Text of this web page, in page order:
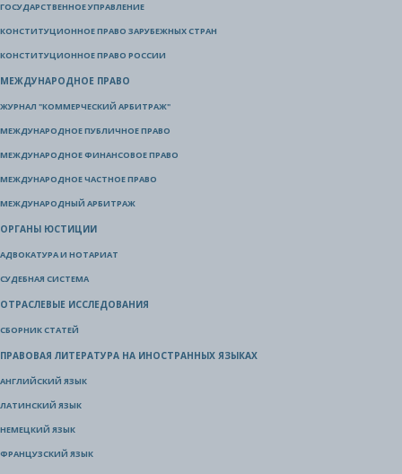
ГОСУДАРСТВЕННОЕ УПРАВЛЕНИЕ
КОНСТИТУЦИОННОЕ ПРАВО ЗАРУБЕЖНЫХ СТРАН
КОНСТИТУЦИОННОЕ ПРАВО РОССИИ
МЕЖДУНАРОДНОЕ ПРАВО
ЖУРНАЛ "КОММЕРЧЕСКИЙ АРБИТРАЖ"
МЕЖДУНАРОДНОЕ ПУБЛИЧНОЕ ПРАВО
МЕЖДУНАРОДНОЕ ФИНАНСОВОЕ ПРАВО
МЕЖДУНАРОДНОЕ ЧАСТНОЕ ПРАВО
МЕЖДУНАРОДНЫЙ АРБИТРАЖ
ОРГАНЫ ЮСТИЦИИ
АДВОКАТУРА И НОТАРИАТ
СУДЕБНАЯ СИСТЕМА
ОТРАСЛЕВЫЕ ИССЛЕДОВАНИЯ
СБОРНИК СТАТЕЙ
ПРАВОВАЯ ЛИТЕРАТУРА НА ИНОСТРАННЫХ ЯЗЫКАХ
АНГЛИЙСКИЙ ЯЗЫК
ЛАТИНСКИЙ ЯЗЫК
НЕМЕЦКИЙ ЯЗЫК
ФРАНЦУЗСКИЙ ЯЗЫК